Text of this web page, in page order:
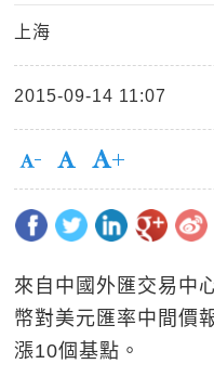
上海
2015-09-14 11:07
來自中國外匯交易中
幣對美元匯率中間價
漲10個基點。